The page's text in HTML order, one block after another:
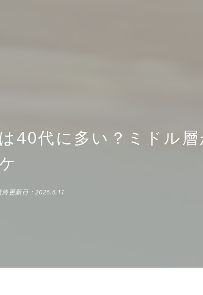
40代に多い？ミドル
終更新日：2026.6.11